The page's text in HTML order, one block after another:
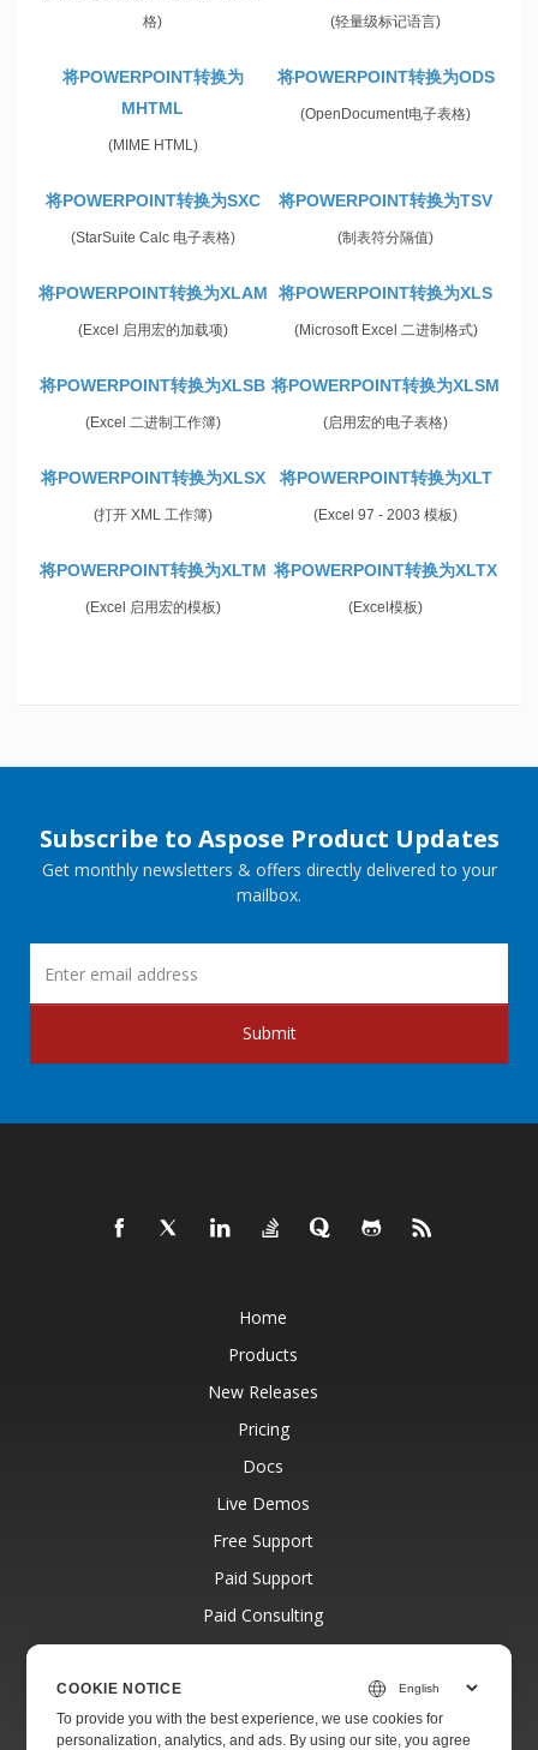
格)
(轻量级标记语言)
将POWERPOINT转换为
MHTML
(MIME HTML)
将POWERPOINT转换为ODS
(OpenDocument电子表格)
将POWERPOINT转换为SXC
(StarSuite Calc 电子表格)
将POWERPOINT转换为TSV
(制表符分隔值)
将POWERPOINT转换为XLAM
(Excel 启用宏的加载项)
将POWERPOINT转换为XLS
(Microsoft Excel 二进制格式)
将POWERPOINT转换为XLSB
(Excel 二进制工作簿)
将POWERPOINT转换为XLSM
(启用宏的电子表格)
将POWERPOINT转换为XLSX
(打开 XML 工作簿)
将POWERPOINT转换为XLT
(Excel 97 - 2003 模板)
将POWERPOINT转换为XLTM
(Excel 启用宏的模板)
将POWERPOINT转换为XLTX
(Excel模板)
Subscribe to Aspose Product Updates
Get monthly newsletters & offers directly delivered to your
mailbox.
Submit
Home
Products
New Releases
Pricing
Docs
Live Demos
Free Support
Paid Support
Paid Consulting
Blog
About
COOKIE NOTICE
To provide you with the best experience, we use cookies for
personalization, analytics, and ads. By using our site, you agree